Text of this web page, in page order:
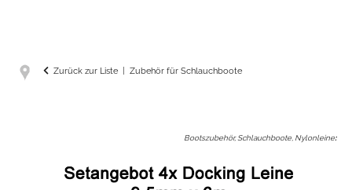
Zurück zur Liste Zubehör für Schlauchboote
Bootszubehör, Schlauchboote, Nylonleine: